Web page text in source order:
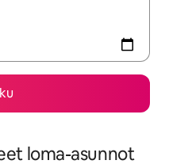
loma-asunnot